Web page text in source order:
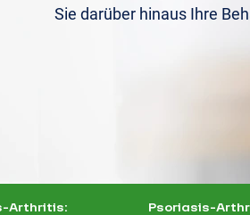
Sie darüber hinaus Ihre
Arthritis:
Psoriasis-